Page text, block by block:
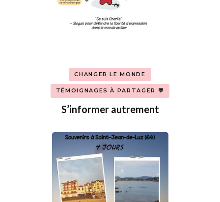
CHANGER LE MONDE
TÉMOIGNAGES À PARTAGER 💬
S’informer autrement